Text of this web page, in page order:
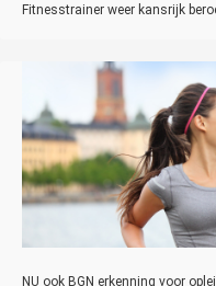
Fitnesstrainer weer kansrijk
NU ook BGN erkenning voor